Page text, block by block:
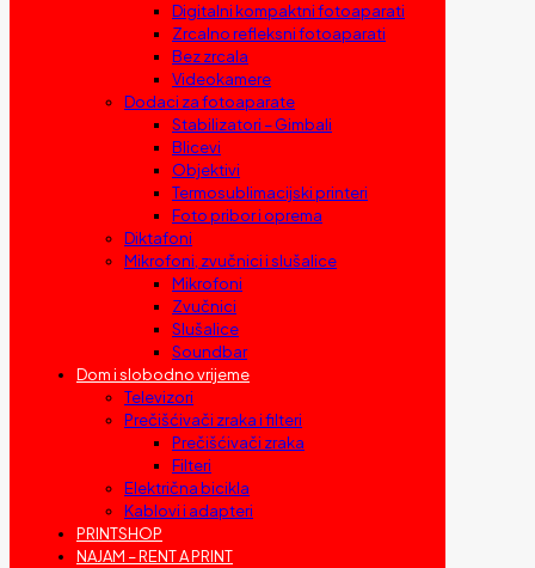
Digitalni kompaktni fotoaparati
Zrcalno refleksni fotoaparati
Bez zrcala
Videokamere
Dodaci za fotoaparate
Stabilizatori – Gimbali
Blicevi
Objektivi
Termosublimacijski printeri
Foto pribor i oprema
Diktafoni
Mikrofoni, zvučnici i slušalice
Mikrofoni
Zvučnici
Slušalice
Soundbar
Dom i slobodno vrijeme
Televizori
Prečišćivači zraka i filteri
Prečišćivači zraka
Filteri
Električna bicikla
Kablovi i adapteri
PRINTSHOP
NAJAM – RENT A PRINT